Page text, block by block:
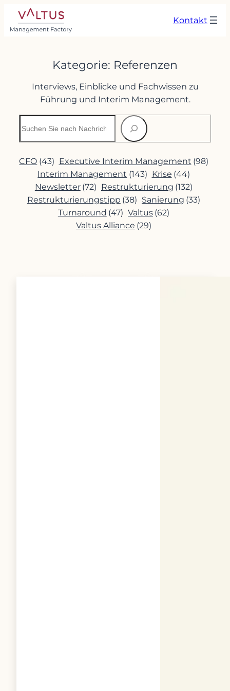
Zum
Inhalt
springen
Kontakt
Kategorie: Referenzen
Interviews, Einblicke und Fachwissen zu
Führung und Interim Management.
CFO (43) Executive Interim Management (98)
Interim Management (143) Krise (44)
Newsletter (72) Restrukturierung (132)
Restrukturierungstipp (38) Sanierung (33)
Turnaround (47) Valtus (62)
Valtus Alliance (29)